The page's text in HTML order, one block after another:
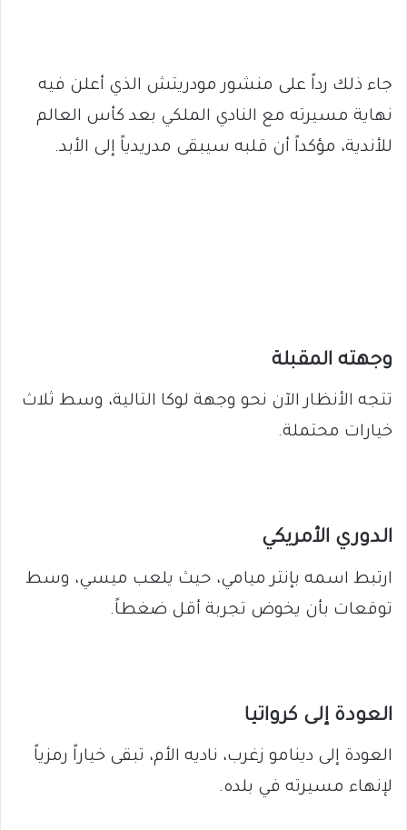
جاء ذلك رداً على منشور مودريتش الذي أعلن فيه
نهاية مسيرته مع النادي الملكي بعد كأس العالم
للأندية، مؤكداً أن قلبه سيبقى مدريدياً إلى الأبد.
وجهته المقبلة
تتجه الأنظار الآن نحو وجهة لوكا التالية، وسط ثلاث
خيارات محتملة.
الدوري الأمريكي
ارتبط اسمه بإنتر ميامي، حيث يلعب ميسي، وسط
توقعات بأن يخوض تجربة أقل ضغطاً.
العودة إلى كرواتيا
العودة إلى دينامو زغرب، ناديه الأم، تبقى خياراً رمزياً
لإنهاء مسيرته في بلده.